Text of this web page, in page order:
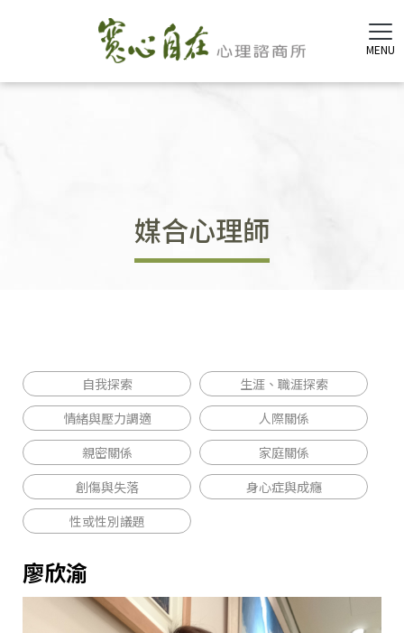
媒合心理師
自我探索
生涯、職涯探索
情緒與壓力調適
人際關係
親密關係
家庭關係
創傷與失落
身心症與成癮
性或性別議題
廖欣渝